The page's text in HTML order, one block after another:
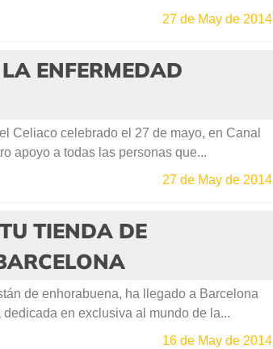
27 de May de 2014
ENFERMEDAD
Celiaco celebrado el 27 de mayo, en Canal
apoyo a todas las personas que...
27 de May de 2014
TIENDA DE
de enhorabuena, ha llegado a Barcelona
en exclusiva al mundo de la...
16 de May de 2014